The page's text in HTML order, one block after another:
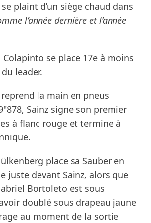
plaint d’un siège chaud dans
l’année dernière et l’année
Colapinto se place 17e à moins
leader.
la main en pneus
Sainz signe son premier
à flanc rouge et termine à
place sa Sauber en
juste devant Sainz, alors que
Bortoleto est sous
doublé sous drapeau jaune
au moment de la sortie